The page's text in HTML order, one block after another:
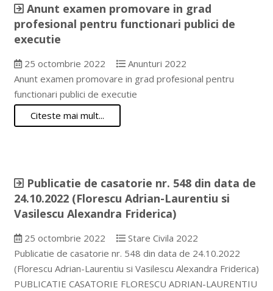
Anunt examen promovare in grad
profesional pentru functionari publici de
executie
25 octombrie 2022
Anunturi 2022
Anunt examen promovare in grad profesional pentru
functionari publici de executie
Citeste mai mult...
Publicatie de casatorie nr. 548 din data de
24.10.2022 (Florescu Adrian-Laurentiu si
Vasilescu Alexandra Friderica)
25 octombrie 2022
Stare Civila 2022
Publicatie de casatorie nr. 548 din data de 24.10.2022
(Florescu Adrian-Laurentiu si Vasilescu Alexandra Friderica)
PUBLICATIE CASATORIE FLORESCU ADRIAN-LAURENTIU